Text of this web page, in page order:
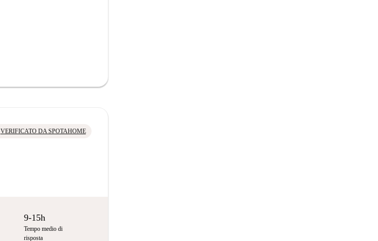
VERIFICATO DA SPOTAHOME
9-15h
Tempo medio di
risposta